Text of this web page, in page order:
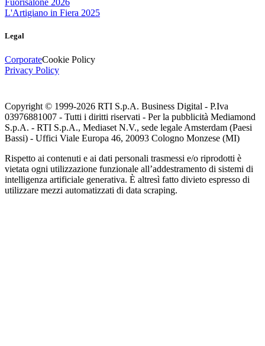
Fuorisalone 2026
L'Artigiano in Fiera 2025
Legal
CorporateCookie Policy
Privacy Policy
Copyright © 1999-2026 RTI S.p.A. Business Digital - P.Iva
03976881007 - Tutti i diritti riservati - Per la pubblicità Mediamond
S.p.A. - RTI S.p.A., Mediaset N.V., sede legale Amsterdam (Paesi
Bassi) - Uffici Viale Europa 46, 20093 Cologno Monzese (MI)
Rispetto ai contenuti e ai dati personali trasmessi e/o riprodotti è
vietata ogni utilizzazione funzionale all’addestramento di sistemi di
intelligenza artificiale generativa. È altresì fatto divieto espresso di
utilizzare mezzi automatizzati di data scraping.